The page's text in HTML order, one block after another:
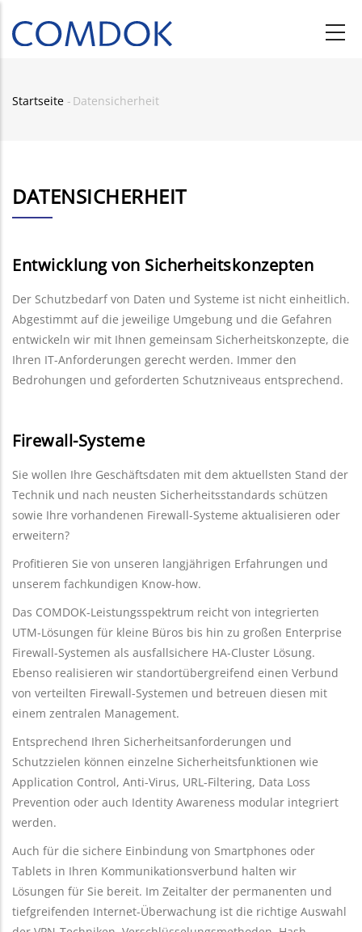
zum
Inhalt
Startseite - Datensicherheit
DATENSICHERHEIT
Entwicklung von Sicherheitskonzepten
Der Schutzbedarf von Daten und Systeme ist nicht einheitlich.
Abgestimmt auf die jeweilige Umgebung und die Gefahren
entwickeln wir mit Ihnen gemeinsam Sicherheitskonzepte, die
Ihren IT-Anforderungen gerecht werden. Immer den
Bedrohungen und geforderten Schutzniveaus entsprechend.
Firewall-Systeme
Sie wollen Ihre Geschäftsdaten mit dem aktuellsten Stand der
Technik und nach neusten Sicherheitsstandards schützen
sowie Ihre vorhandenen Firewall-Systeme aktualisieren oder
erweitern?
Profitieren Sie von unseren langjährigen Erfahrungen und
unserem fachkundigen Know-how.
Das COMDOK-Leistungsspektrum reicht von integrierten
UTM-Lösungen für kleine Büros bis hin zu großen Enterprise
Firewall-Systemen als ausfallsichere HA-Cluster Lösung.
Ebenso realisieren wir standortübergreifend einen Verbund
von verteilten Firewall-Systemen und betreuen diesen mit
einem zentralen Management.
Entsprechend Ihren Sicherheitsanforderungen und
Schutzzielen können einzelne Sicherheitsfunktionen wie
Application Control, Anti-Virus, URL-Filtering, Data Loss
Prevention oder auch Identity Awareness modular integriert
werden.
Auch für die sichere Einbindung von Smartphones oder
Tablets in Ihren Kommunikationsverbund halten wir
Lösungen für Sie bereit. Im Zeitalter der permanenten und
tiefgreifenden Internet-Überwachung ist die richtige Auswahl